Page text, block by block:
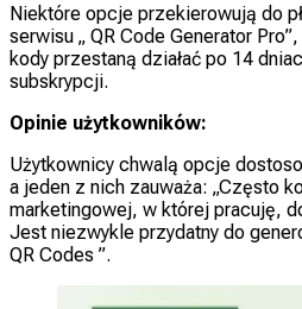
Niektóre opcje przekierowują do
serwisu „ QR Code Generator
kody przestaną działać po 14
subskrypcji.
Opinie użytkowników:
Użytkownicy chwalą opcje
a jeden z nich zauważa: „Często
marketingowej, w której pracuję,
Jest niezwykle przydatny do
QR Codes ”.